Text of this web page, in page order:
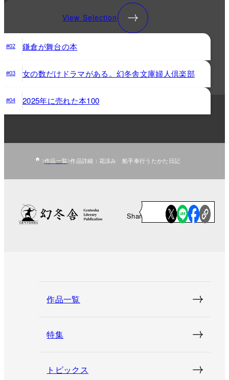
View Selection
#02 鎌倉が舞台の本
#03 女の数だけドラマがある。幻冬舎文庫婦人倶楽部
#04 2025年に売れた本100
作品一覧 作品詳細：花涼み 船手奉行うたかた日記
Share
作品一覧
特集
トピックス